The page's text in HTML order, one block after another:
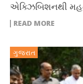
એક્ઝિબિશનથી
READ MORE
ગુજરાત